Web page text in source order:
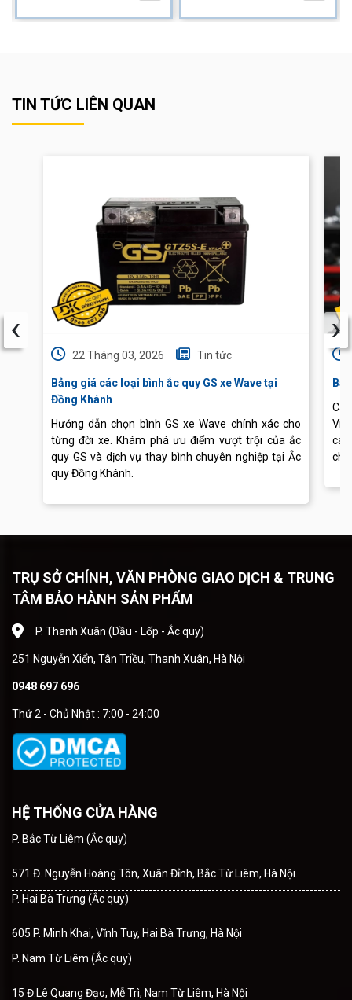
TIN TỨC LIÊN QUAN
22 Tháng 03, 2026 Tin tức
Bảng giá các loại bình ắc quy GS xe Wave tại
Đồng Khánh
Hướng dẫn chọn bình GS xe Wave chính xác cho
từng đời xe. Khám phá ưu điểm vượt trội của ắc
quy GS và dịch vụ thay bình chuyên nghiệp tại Ắc
quy Đồng Khánh.
‹ ›
TRỤ SỞ CHÍNH, VĂN PHÒNG GIAO DỊCH & TRUNG
TÂM BẢO HÀNH SẢN PHẨM
P. Thanh Xuân (Dầu - Lốp - Ắc quy)
251 Nguyễn Xiển, Tân Triều, Thanh Xuân, Hà Nội
0948 697 696
Thứ 2 - Chủ Nhật : 7:00 - 24:00
HỆ THỐNG CỬA HÀNG
P. Bắc Từ Liêm (Ắc quy)
571 Đ. Nguyễn Hoàng Tôn, Xuân Đỉnh, Bắc Từ Liêm, Hà Nội.
P. Hai Bà Trưng (Ắc quy)
605 P. Minh Khai, Vĩnh Tuy, Hai Bà Trưng, Hà Nội
P. Nam Từ Liêm (Ắc quy)
15 Đ.Lê Quang Đạo, Mễ Trì, Nam Từ Liêm, Hà Nội